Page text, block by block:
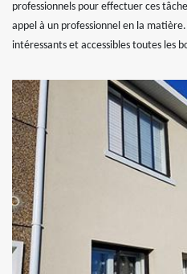
professionnels pour effectuer ces
appel à un professionnel en la
intéressants et accessibles toutes les